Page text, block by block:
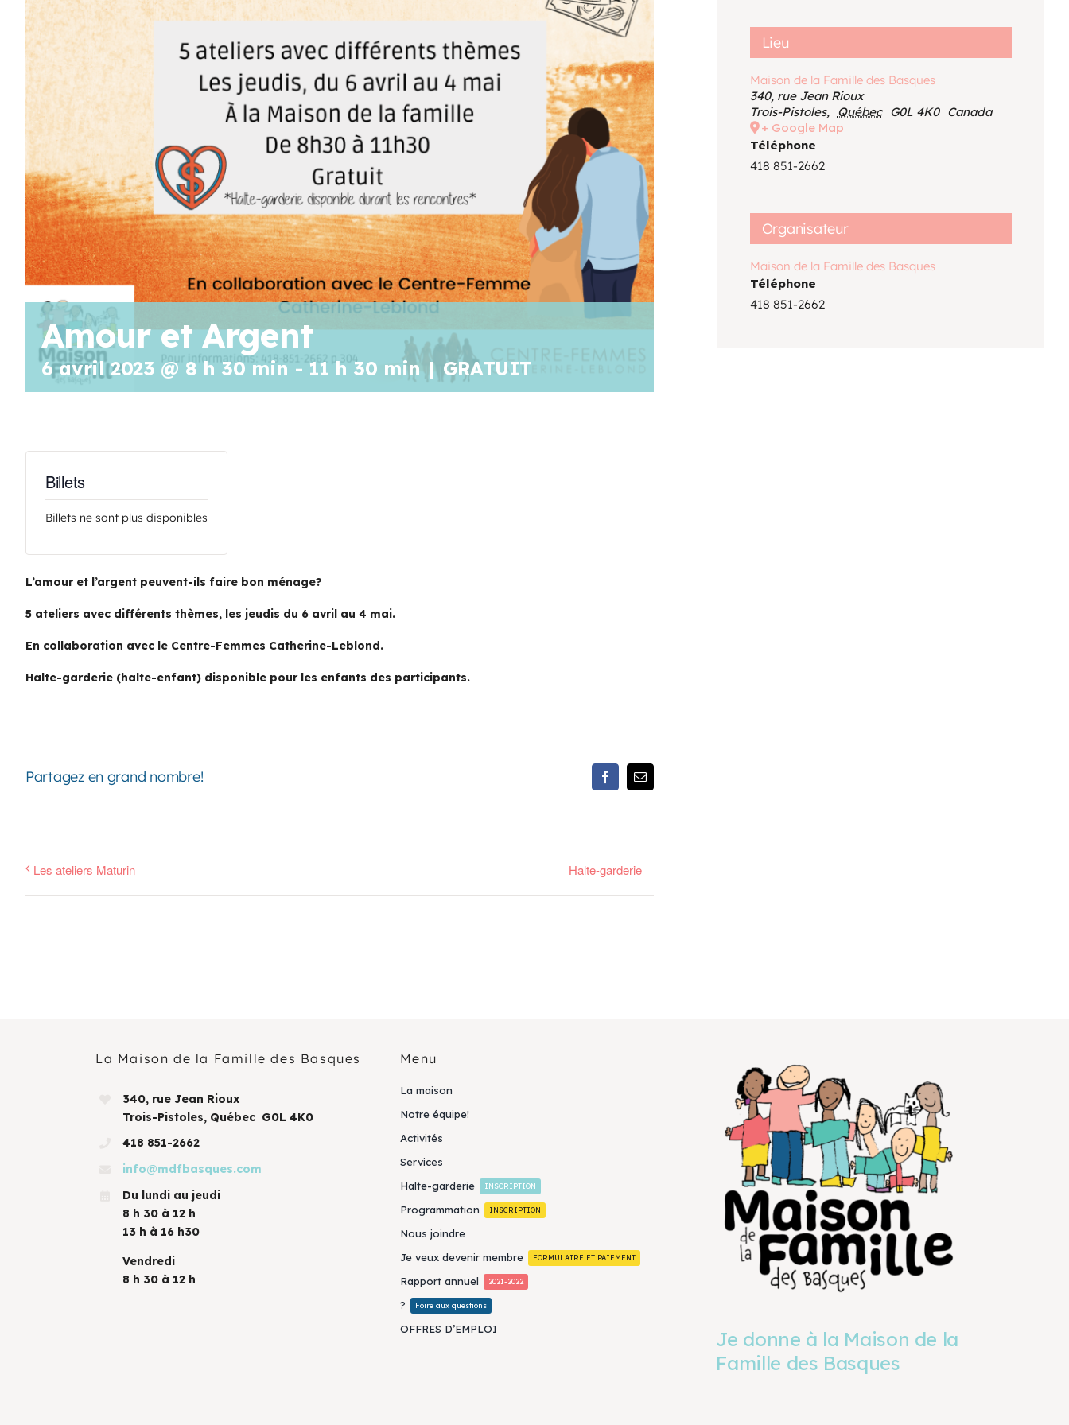
19
11 H 30 Min- 13 H 30 Min
Pique-nique au parc poisson – Trois-Pistoles
AOÛT
20
10 H 00 Min 11 H 30 Min
Marche en famille
Voir Le Calendrier
Amour et Argent
6 avril 2023 @ 8 h 30 min -11 h 30 min | GRATUIT
Billets
Billets ne sont plus disponibles
L’amour et l’argent peuvent-ils faire bon ménage?
5 ateliers avec différents thèmes, les jeudis du 6 avril au 4 mai.
En collaboration avec le Centre-Femmes Catherine-Leblond.
Halte-garderie (halte-enfant) disponible pour les enfants des participants.
Partagez en grand nombre! FacebookEmail
Les ateliers Maturin Halte-garderie
Lieu
Maison de la Famille des Basques
340, rue Jean Rioux
Trois-Pistoles, Québec G0L 4K0 Canada
+ Google Map
Téléphone
418 851-2662
Organisateur
Maison de la Famille des Basques
Téléphone
418 851-2662
La Maison de la Famille des Basques
340, rue Jean Rioux
Trois-Pistoles, Québec G0L 4K0
418 851-2662
info@mdfbasques.com
Du lundi au jeudi
8 h 30 à 12 h
13 h à 16 h30
Vendredi
8 h 30 à 12 h
Menu
La maison
Notre équipe!
Activités
Services
Halte-garderie
INSCRIPTION
Programmation INSCRIPTION
Nous joindre
Je veux devenir membre
FORMULAIRE ET PAIEMENT
Rapport annuel 2021-2022
? Foire aux questions
OFFRES D’EMPLOI
Je donne à la Maison de la
Famille des Basques